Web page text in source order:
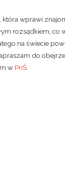
która wprawi
rozsądkiem, co
na świecie
do
w PnŚ.